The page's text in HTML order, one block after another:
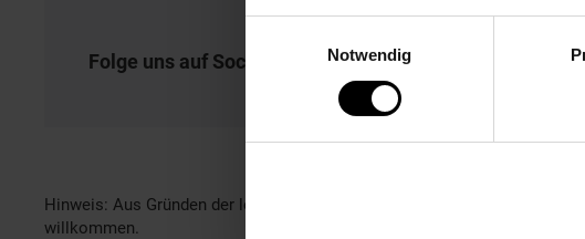
Notwendig
Folge uns auf Social Media!
Hinweis: Aus Gründen der leichteren Lesbarkeit verwenden wir im
willkommen.